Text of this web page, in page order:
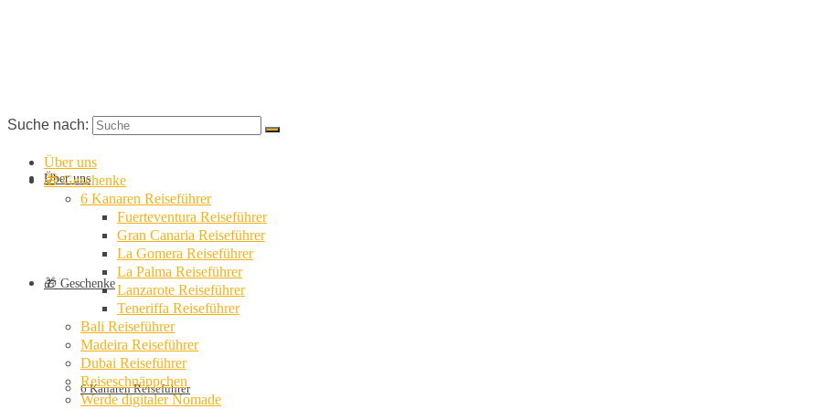
Über uns
🎁 Geschenke
6 Kanaren Reiseführer
Suche nach:
Über uns
🎁 Geschenke
6 Kanaren Reiseführer
Fuerteventura Reiseführer
Gran Canaria Reiseführer
La Gomera Reiseführer
La Palma Reiseführer
Lanzarote Reiseführer
Teneriffa Reiseführer
Bali Reiseführer
Madeira Reiseführer
Dubai Reiseführer
Reiseschnäppchen
Werde digitaler Nomade